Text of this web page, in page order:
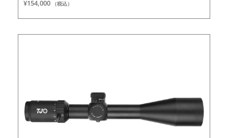
¥154,000 （税込）